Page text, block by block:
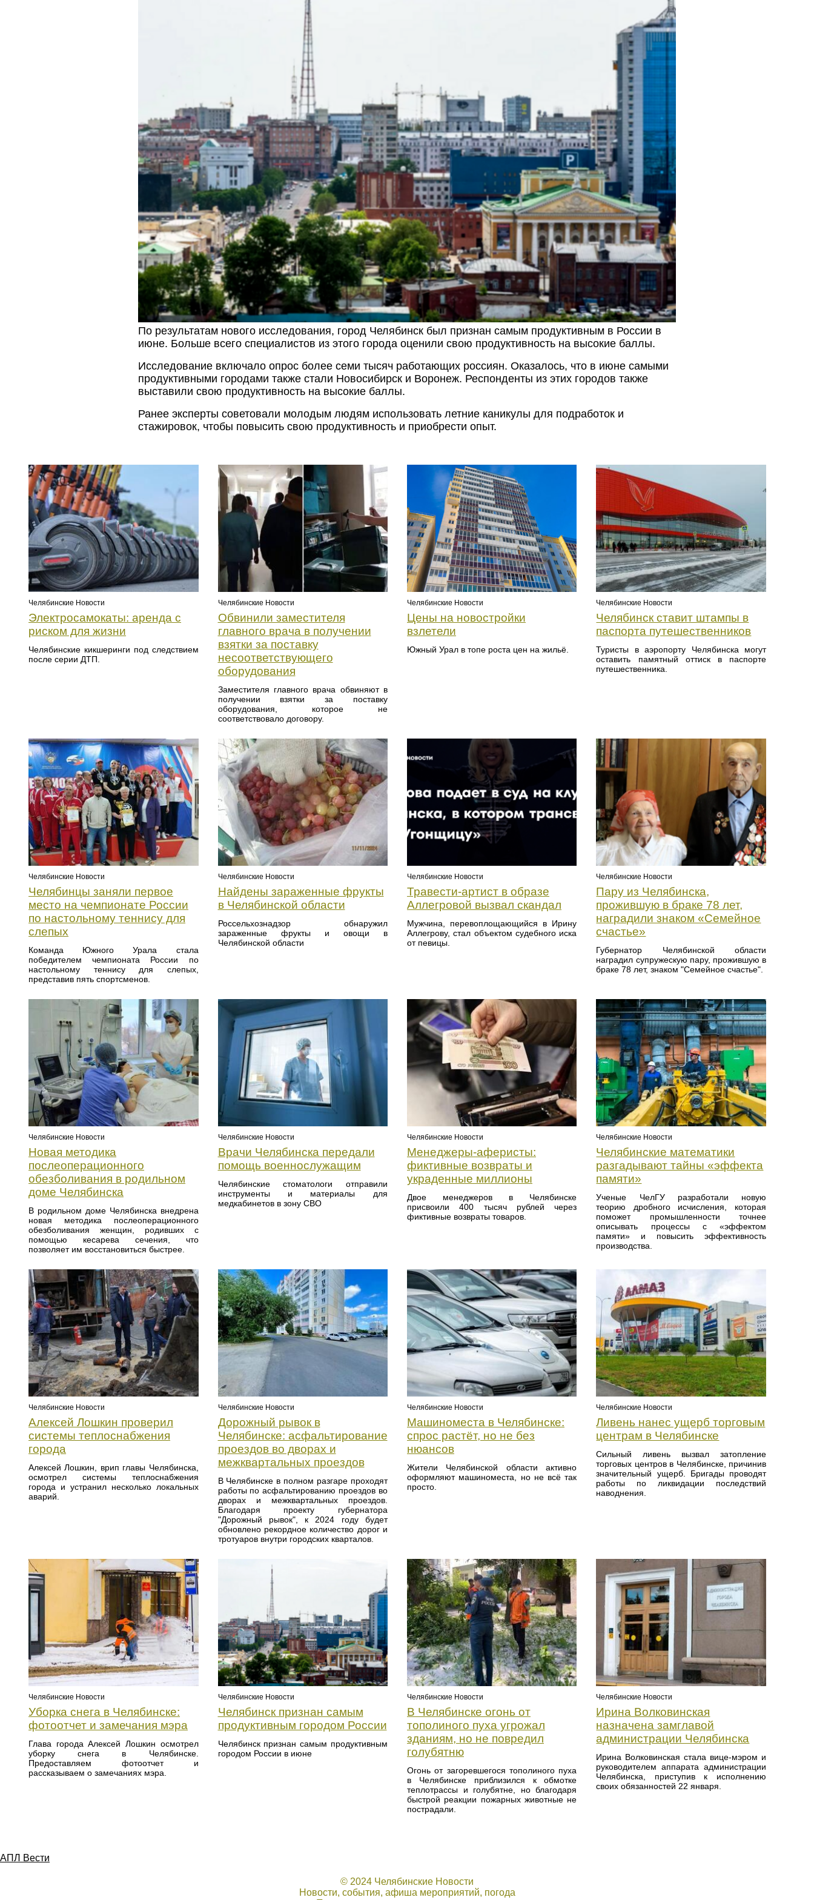
По результатам нового исследования, город Челябинск был признан самым продуктивным в России в
июне. Больше всего специалистов из этого города оценили свою продуктивность на высокие баллы.
Исследование включало опрос более семи тысяч работающих россиян. Оказалось, что в июне самыми
продуктивными городами также стали Новосибирск и Воронеж. Респонденты из этих городов также
выставили свою продуктивность на высокие баллы.
Ранее эксперты советовали молодым людям использовать летние каникулы для подработок и
стажировок, чтобы повысить свою продуктивность и приобрести опыт.
Челябинские Новости
Электросамокаты: аренда с
риском для жизни
Челябинские кикшеринги под следствием
после серии ДТП.
Челябинские Новости
Обвинили заместителя
главного врача в получении
взятки за поставку
несоответствующего
оборудования
Заместителя главного врача обвиняют в
получении взятки за поставку
оборудования, которое не
соответствовало договору.
Челябинские Новости
Цены на новостройки
взлетели
Южный Урал в топе роста цен на жильё.
Челябинские Новости
Челябинск ставит штампы в
паспорта путешественников
Туристы в аэропорту Челябинска могут
оставить памятный оттиск в паспорте
путешественника.
Челябинские Новости
Челябинцы заняли первое
место на чемпионате России
по настольному теннису для
слепых
Команда Южного Урала стала
победителем чемпионата России по
настольному теннису для слепых,
представив пять спортсменов.
Челябинские Новости
Найдены зараженные фрукты
в Челябинской области
Россельхознадзор обнаружил
зараженные фрукты и овощи в
Челябинской области
Челябинские Новости
Травести-артист в образе
Аллегровой вызвал скандал
Мужчина, перевоплощающийся в Ирину
Аллегрову, стал объектом судебного иска
от певицы.
Челябинские Новости
Пару из Челябинска,
прожившую в браке 78 лет,
наградили знаком «Семейное
счастье»
Губернатор Челябинской области
наградил супружескую пару, прожившую в
браке 78 лет, знаком "Семейное счастье".
Челябинские Новости
Новая методика
послеоперационного
обезболивания в родильном
доме Челябинска
В родильном доме Челябинска внедрена
новая методика послеоперационного
обезболивания женщин, родивших с
помощью кесарева сечения, что
позволяет им восстановиться быстрее.
Челябинские Новости
Врачи Челябинска передали
помощь военнослужащим
Челябинские стоматологи отправили
инструменты и материалы для
медкабинетов в зону СВО
Челябинские Новости
Менеджеры-аферисты:
фиктивные возвраты и
украденные миллионы
Двое менеджеров в Челябинске
присвоили 400 тысяч рублей через
фиктивные возвраты товаров.
Челябинские Новости
Челябинские математики
разгадывают тайны «эффекта
памяти»
Ученые ЧелГУ разработали новую
теорию дробного исчисления, которая
поможет промышленности точнее
описывать процессы с «эффектом
памяти» и повысить эффективность
производства.
Челябинские Новости
Алексей Лошкин проверил
системы теплоснабжения
города
Алексей Лошкин, врип главы Челябинска,
осмотрел системы теплоснабжения
города и устранил несколько локальных
аварий.
Челябинские Новости
Дорожный рывок в
Челябинске: асфальтирование
проездов во дворах и
межквартальных проездов
В Челябинске в полном разгаре проходят
работы по асфальтированию проездов во
дворах и межквартальных проездов.
Благодаря проекту губернатора
"Дорожный рывок", к 2024 году будет
обновлено рекордное количество дорог и
тротуаров внутри городских кварталов.
Челябинские Новости
Машиноместа в Челябинске:
спрос растёт, но не без
нюансов
Жители Челябинской области активно
оформляют машиноместа, но не всё так
просто.
Челябинские Новости
Ливень нанес ущерб торговым
центрам в Челябинске
Сильный ливень вызвал затопление
торговых центров в Челябинске, причинив
значительный ущерб. Бригады проводят
работы по ликвидации последствий
наводнения.
Челябинские Новости
Уборка снега в Челябинске:
фотоотчет и замечания мэра
Глава города Алексей Лошкин осмотрел
уборку снега в Челябинске.
Предоставляем фотоотчет и
рассказываем о замечаниях мэра.
Челябинские Новости
Челябинск признан самым
продуктивным городом России
Челябинск признан самым продуктивным
городом России в июне
Челябинские Новости
В Челябинске огонь от
тополиного пуха угрожал
зданиям, но не повредил
голубятню
Огонь от загоревшегося тополиного пуха
в Челябинске приблизился к обмотке
теплотрассы и голубятне, но благодаря
быстрой реакции пожарных животные не
пострадали.
Челябинские Новости
Ирина Волковинская
назначена замглавой
администрации Челябинска
Ирина Волковинская стала вице-мэром и
руководителем аппарата администрации
Челябинска, приступив к исполнению
своих обязанностей 22 января.
АПЛ Вести
© 2024 Челябинские Новости
Новости, события, афиша мероприятий, погода